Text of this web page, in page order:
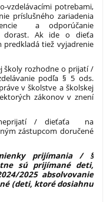
vzdelávacími potrebami,
príslušného zariadenia
a odporúčanie
dorast. Ak ide o dieťa
tiež vyjadrenie
školy rozhodne o prijatí /
podľa § 5 ods.
v školstve a školskej
zákonov v znení
neprijatí / dieťaťa na
zástupcom doručené
prijímania / §
sú prijímané deti,
2025 absolvovanie
(deti, ktoré dosiahnu